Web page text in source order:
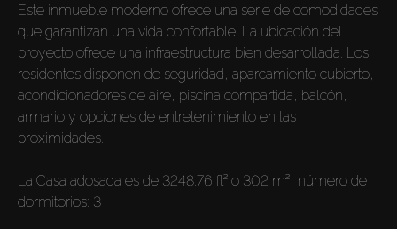
Este inmueble moderno ofrece una serie de comodidades
que garantizan una vida confortable. La ubicación del
proyecto ofrece una infraestructura bien desarrollada. Los
residentes disponen de seguridad, aparcamiento cubierto,
acondicionadores de aire, piscina compartida, balcón,
armario y opciones de entretenimiento en las
proximidades.
La Casa adosada es de 3248.76 ft² o 302 m², número de
dormitorios: 3